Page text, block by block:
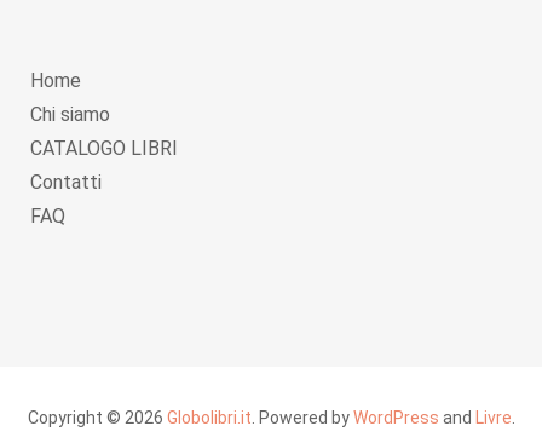
Home
Chi siamo
CATALOGO LIBRI
Contatti
FAQ
Copyright © 2026 Globolibri.it . Powered byWordPress and Livre